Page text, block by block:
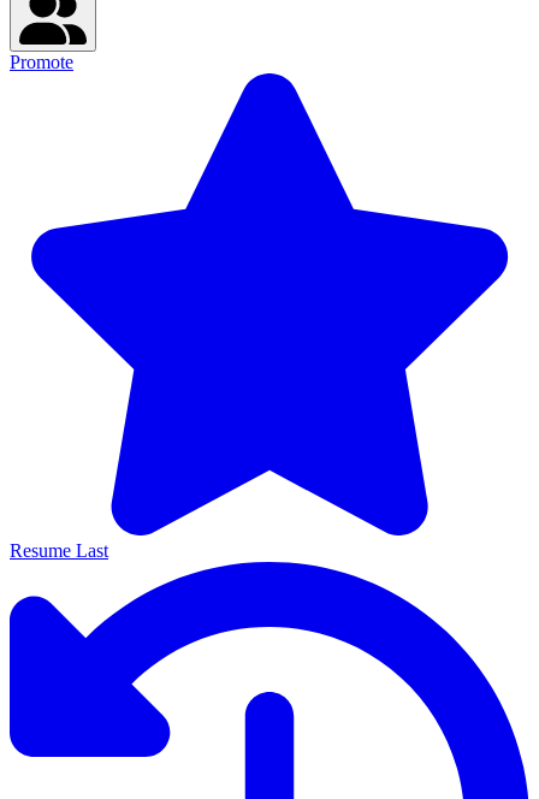
Promote
Resume Last